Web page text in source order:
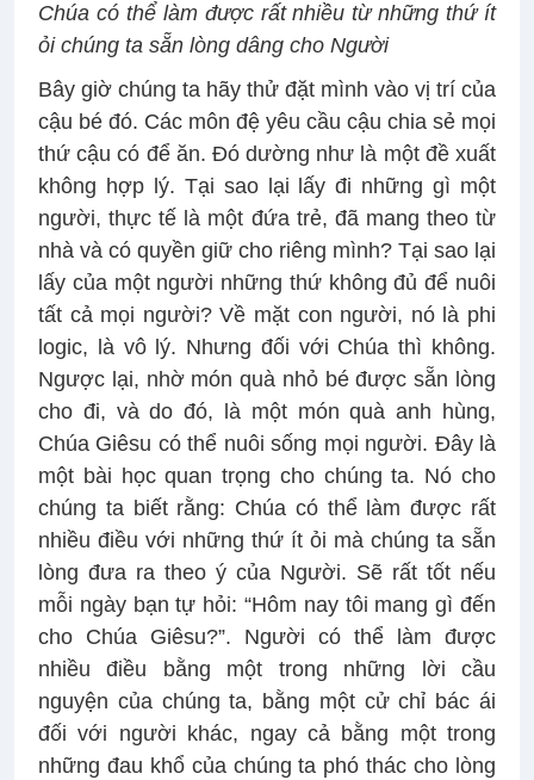
Chúa có thể làm được rất nhiều từ những thứ ít
ỏi chúng ta sẵn lòng dâng cho Người
Bây giờ chúng ta hãy thử đặt mình vào vị trí của
cậu bé đó. Các môn đệ yêu cầu cậu chia sẻ mọi
thứ cậu có để ăn. Đó dường như là một đề xuất
không hợp lý. Tại sao lại lấy đi những gì một
người, thực tế là một đứa trẻ, đã mang theo từ
nhà và có quyền giữ cho riêng mình? Tại sao lại
lấy của một người những thứ không đủ để nuôi
tất cả mọi người? Về mặt con người, nó là phi
logic, là vô lý. Nhưng đối với Chúa thì không.
Ngược lại, nhờ món quà nhỏ bé được sẵn lòng
cho đi, và do đó, là một món quà anh hùng,
Chúa Giêsu có thể nuôi sống mọi người. Đây là
một bài học quan trọng cho chúng ta. Nó cho
chúng ta biết rằng: Chúa có thể làm được rất
nhiều điều với những thứ ít ỏi mà chúng ta sẵn
lòng đưa ra theo ý của Người. Sẽ rất tốt nếu
mỗi ngày bạn tự hỏi: “Hôm nay tôi mang gì đến
cho Chúa Giêsu?”. Người có thể làm được
nhiều điều bằng một trong những lời cầu
nguyện của chúng ta, bằng một cử chỉ bác ái
đối với người khác, ngay cả bằng một trong
những đau khổ của chúng ta phó thác cho lòng